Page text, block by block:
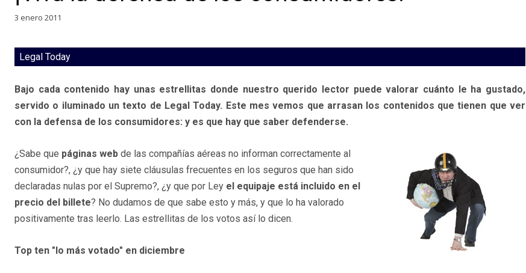
3 enero 2011
Legal Today
Bajo cada contenido hay unas estrellitas donde nuestro querido lector puede valorar cuánto le ha gustado,
servido o iluminado un texto de Legal Today. Este mes vemos que arrasan los contenidos que tienen que ver
con la defensa de los consumidores: y es que hay que saber defenderse.
¿Sabe que páginas web de las compañías aéreas no informan correctamente al
consumidor?, ¿y que hay siete cláusulas frecuentes en los seguros que han sido
declaradas nulas por el Supremo?, ¿y que por Ley el equipaje está incluido en el
precio del billete? No dudamos de que sabe esto y más, y que lo ha valorado
positivamente tras leerlo. Las estrellitas de los votos así lo dicen.
Top ten "lo más votado" en diciembre